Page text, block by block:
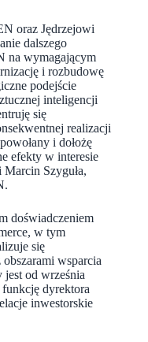
oraz Jędrzejowi
dalszego
na wymagającym
i rozbudowę
podejście
inteligencji
się
realizacji
i dołożę
efekty w interesie
Szyguła,
doświadczeniem
w tym
się
wsparcia
od września
funkcję dyrektora
inwestorskie